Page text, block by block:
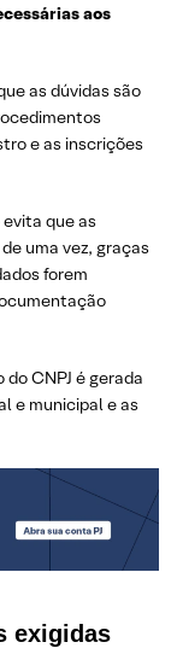
aos
as dúvidas são
e as inscrições
evita que as
uma vez, graças
forem
CNPJ é gerada
e municipal e as
exigidas